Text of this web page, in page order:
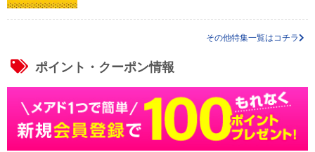
その他特集一覧はコチラ
ポイント・クーポン情報